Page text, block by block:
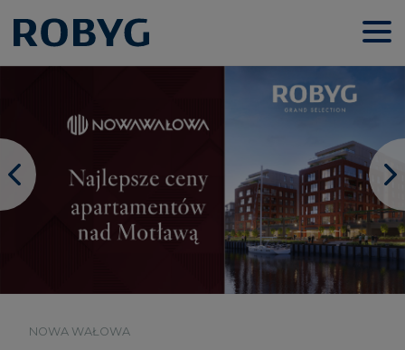
PAS STARTOWY
NOWA WAŁOWA